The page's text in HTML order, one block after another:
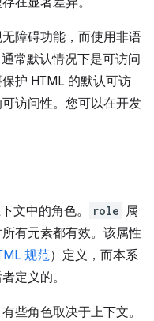
障碍功能，而使用非语
常默认情况下是可访问
护 HTML 的默认可访
访问性。您可以在开发
文中的角色。 role 属
有元素都有效。该属性
规范）定义，而本系
定义的。
些角色取决于上下文。